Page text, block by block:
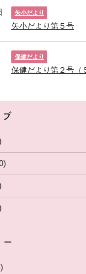
矢小だより
矢小だより第５号
保健だより
保健だより第２号（
ブ
ー